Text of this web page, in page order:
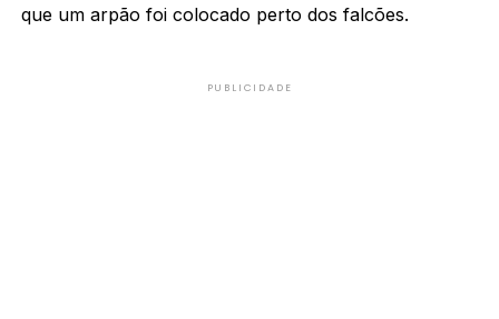
que um arpão foi colocado perto dos falcões.
PUBLICIDADE